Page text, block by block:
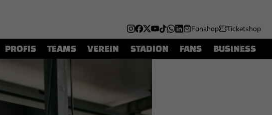
Fanshop Ticketshop
PROFIS TEAMS VEREIN STADION FANS BUSINESS